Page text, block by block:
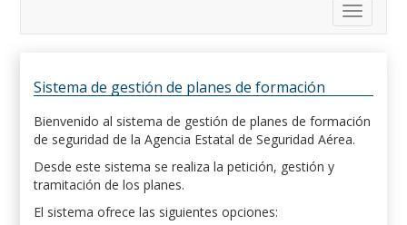
Sistema de gestión de planes de formación
Bienvenido al sistema de gestión de planes de formación
de seguridad de la Agencia Estatal de Seguridad Aérea.
Desde este sistema se realiza la petición, gestión y
tramitación de los planes.
El sistema ofrece las siguientes opciones: